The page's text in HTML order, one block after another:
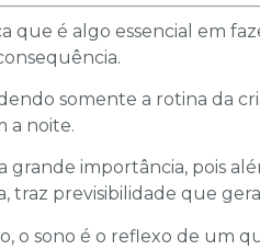
que é algo essencial em
somente a rotina da
a noite.
grande importância, pois
traz previsibilidade que
o sono é o reflexo de um